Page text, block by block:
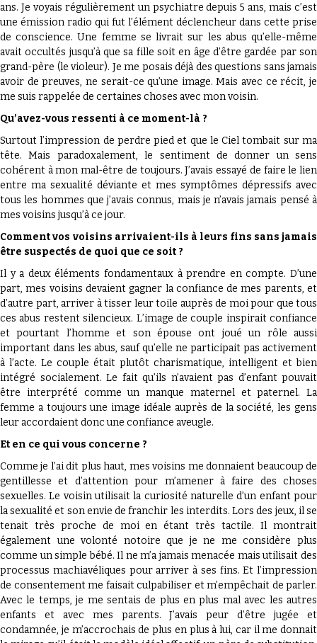
ans. Je voyais régulièrement un psychiatre depuis 5 ans, mais c’est
une émission radio qui fut l’élément déclencheur dans cette prise
de conscience. Une femme se livrait sur les abus qu’elle-même
avait occultés jusqu’à que sa fille soit en âge d’être gardée par son
grand-père (le violeur). Je me posais déjà des questions sans jamais
avoir de preuves, ne serait-ce qu’une image. Mais avec ce récit, je
me suis rappelée de certaines choses avec mon voisin.
Qu’avez-vous ressenti à ce moment-là ?
Surtout l’impression de perdre pied et que le Ciel tombait sur ma
tête. Mais paradoxalement, le sentiment de donner un sens
cohérent à mon mal-être de toujours. J’avais essayé de faire le lien
entre ma sexualité déviante et mes symptômes dépressifs avec
tous les hommes que j’avais connus, mais je n’avais jamais pensé à
mes voisins jusqu’à ce jour.
Comment vos voisins arrivaient-ils à leurs fins sans jamais
être suspectés de quoi que ce soit ?
Il y a deux éléments fondamentaux à prendre en compte. D’une
part, mes voisins devaient gagner la confiance de mes parents, et
d’autre part, arriver à tisser leur toile auprès de moi pour que tous
ces abus restent silencieux. L’image de couple inspirait confiance
et pourtant l’homme et son épouse ont joué un rôle aussi
important dans les abus, sauf qu’elle ne participait pas activement
à l’acte. Le couple était plutôt charismatique, intelligent et bien
intégré socialement. Le fait qu’ils n’avaient pas d’enfant pouvait
être interprété comme un manque maternel et paternel. La
femme a toujours une image idéale auprès de la société, les gens
leur accordaient donc une confiance aveugle.
Et en ce qui vous concerne ?
Comme je l’ai dit plus haut, mes voisins me donnaient beaucoup de
gentillesse et d’attention pour m’amener à faire des choses
sexuelles. Le voisin utilisait la curiosité naturelle d’un enfant pour
la sexualité et son envie de franchir les interdits. Lors des jeux, il se
tenait très proche de moi en étant très tactile. Il montrait
également une volonté notoire que je ne me considère plus
comme un simple bébé. Il ne m’a jamais menacée mais utilisait des
processus machiavéliques pour arriver à ses fins. Et l’impression
de consentement me faisait culpabiliser et m’empêchait de parler.
Avec le temps, je me sentais de plus en plus mal avec les autres
enfants et avec mes parents. J’avais peur d’être jugée et
condamnée, je m’accrochais de plus en plus à lui, car il me donnait